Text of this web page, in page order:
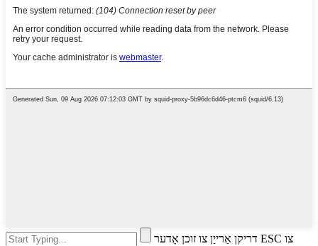
דריקן אַרייַן צו זוכן אָדער ESC צו